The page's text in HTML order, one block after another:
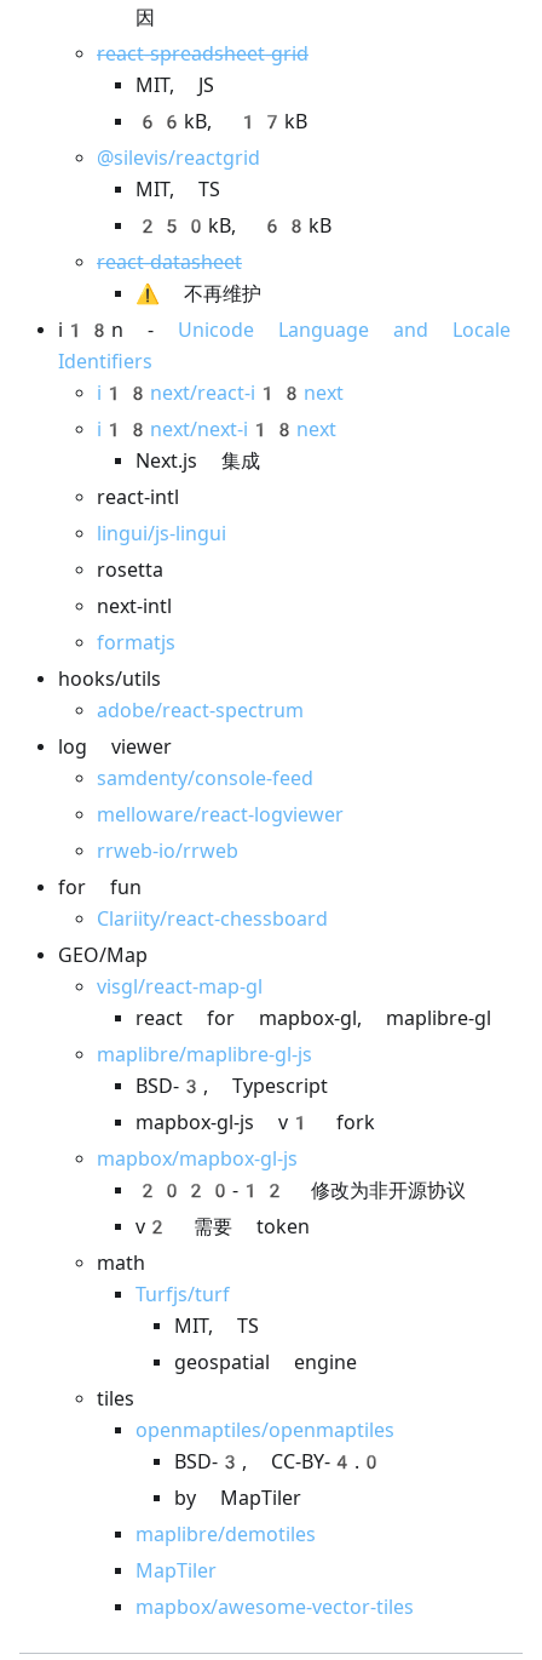
因
react-spreadsheet-grid
MIT, JS
66kB, 17kB
@silevis/reactgrid
MIT, TS
250kB, 68kB
react-datasheet
⚠️ 不再维护
i18n - Unicode Language and Locale
Identifiers
i18next/react-i18next
i18next/next-i18next
Next.js 集成
react-intl
lingui/js-lingui
rosetta
next-intl
formatjs
hooks/utils
adobe/react-spectrum
log viewer
samdenty/console-feed
melloware/react-logviewer
rrweb-io/rrweb
for fun
Clariity/react-chessboard
GEO/Map
visgl/react-map-gl
react for mapbox-gl, maplibre-gl
maplibre/maplibre-gl-js
BSD-3, Typescript
mapbox-gl-js v1 fork
mapbox/mapbox-gl-js
2020-12 修改为非开源协议
v2 需要 token
math
Turfjs/turf
MIT, TS
geospatial engine
tiles
openmaptiles/openmaptiles
BSD-3, CC-BY-4.0
by MapTiler
maplibre/demotiles
MapTiler
mapbox/awesome-vector-tiles